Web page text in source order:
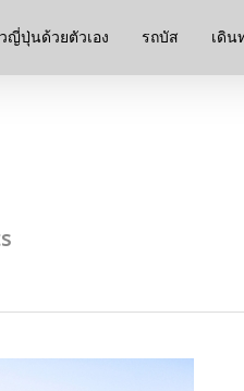
ญี่ปุ่นด้วยตัวเอง รถบัส เดิน